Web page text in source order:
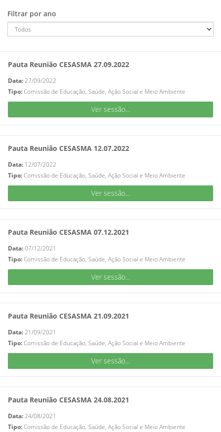
Filtrar por ano
Pauta Reunião CESASMA 27.09.2022
Data: 27/09/2022
Tipo:Comissão de Educação, Saúde, Ação Social e Meio Ambiente
Ver sessão...
Pauta Reunião CESASMA 12.07.2022
Data: 12/07/2022
Tipo:Comissão de Educação, Saúde, Ação Social e Meio Ambiente
Ver sessão...
Pauta Reunião CESASMA 07.12.2021
Data:07/12/2021
Tipo:Comissão de Educação, Saúde, Ação Social e Meio Ambiente
Ver sessão...
Pauta Reunião CESASMA 21.09.2021
Data: 21/09/2021
Tipo:Comissão de Educação, Saúde, Ação Social e Meio Ambiente
Ver sessão...
Pauta Reunião CESASMA 24.08.2021
Data: 24/08/2021
Tipo:Comissão de Educação, Saúde, Ação Social e Meio Ambiente